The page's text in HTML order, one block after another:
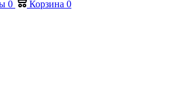
0 Корзина 0